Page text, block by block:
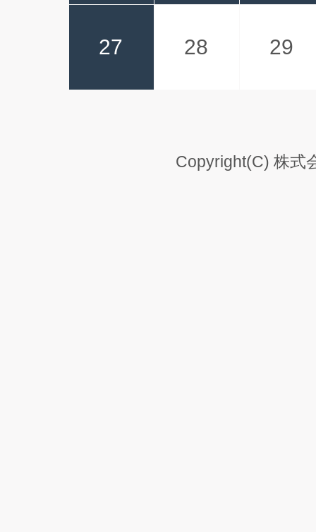
27 28 29
Copyright(C) 株式